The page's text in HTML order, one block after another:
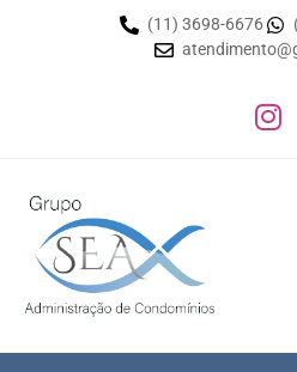
(11) 3698-6676